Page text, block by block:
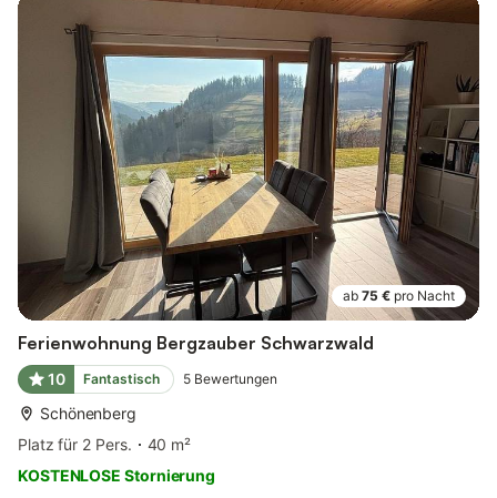
ab 75 € pro Nacht
Ferienwohnung Bergzauber Schwarzwald
10 Fantastisch 5 Bewertungen
Schönenberg
Platz für 2 Pers.
40 m²
KOSTENLOSE Stornierung